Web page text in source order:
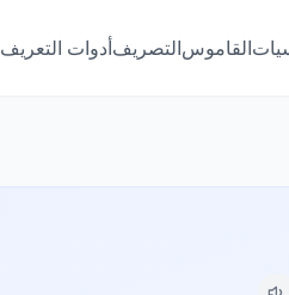
القاموسالتصريفأدوات التعريف